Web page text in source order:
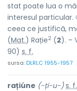
stat poate lua o
interesul particular.
ceea ce justifică,
(Mat.) Rație2 (2). –
90) s. f.
sursa:DLRLC 1955-1957
rațiúne (-ți-u-) s. f.